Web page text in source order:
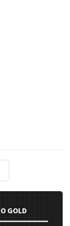
GOLD